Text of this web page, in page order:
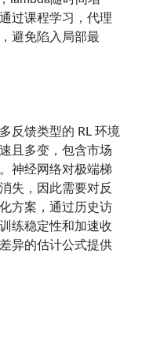
过课程学习，代理
避免陷入局部最
反馈类型的 RL 环境
且多变，包含市场
神经网络对极端梯
失，因此需要对反
方案，通过历史访
练稳定性和加速收
异的估计公式提供